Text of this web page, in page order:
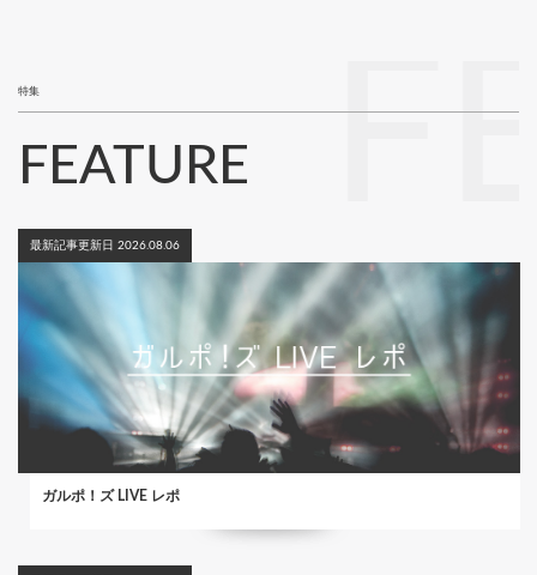
特集
FEATURE
最新記事更新日 2026.08.06
ガルポ！ズ LIVE レポ